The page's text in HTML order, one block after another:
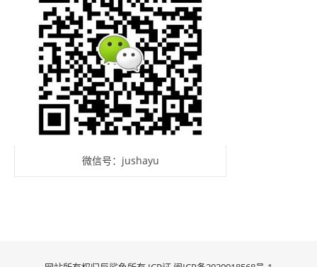
微信号：jushayu